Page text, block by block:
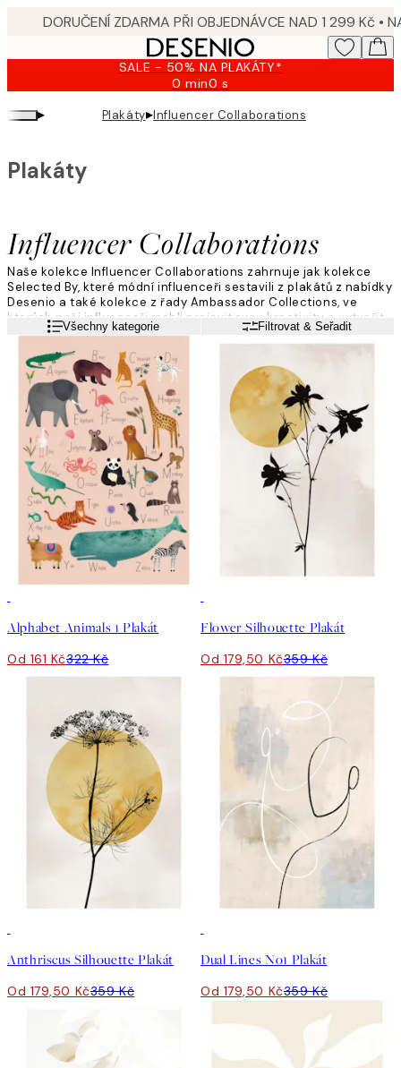
SALE - 50% NA PLAKÁTY*
0 min0 s
Platné
do:
2026-
▸ Plakáty▸Influencer Collaborations
Influencer Collaborations
Plakáty
Naše kolekce Influencer Collaborations zahrnuje jak kolekce
Selected By, které módní influenceři sestavili z plakátů z nabídky
Desenio a také kolekce z řady Ambassador Collections, ve
kterých naši influenceři mohli projevit svou kreativitu a vytvořit
své vlastní kolekce. Prohlédněte si kolekce a najděte ty nejhezčí
plakáty z nich právě nyní!
Přečtěte si víceVšechny kategorie Filtrovat & Seřadit
Alphabet Animals 1 Plakát
Od 161 Kč322 Kč
Flower Silhouette Plakát
Od 179,50 Kč359 Kč
Anthriscus Silhouette Plakát
Od 179,50 Kč359 Kč
Dual Lines No1 Plakát
Od 179,50 Kč359 Kč